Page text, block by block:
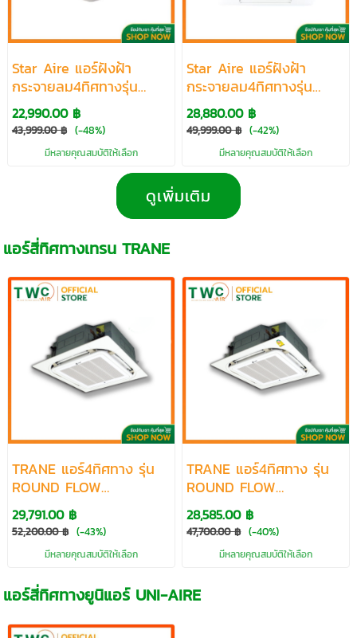
Star Aire แอร์ฝังฝ้า
กระจายลม4ทิศทางรุ่น
CE/CR5/DCCG5 R32
ขนาด19000-36654 BTU
22,990.00 ฿
43,999.00 ฿ (-48%)
มีหลายคุณสมบัติให้เลือก
Star Aire แอร์ฝังฝ้า
กระจายลม4ทิศทางรุ่น
OE,OR5/ICC5 R410a
ขนาด19500-36800 BTU
28,880.00 ฿
49,999.00 ฿ (-42%)
มีหลายคุณสมบัติให้เลือก
ดูเพิ่มเติม
แอร์สี่ทิศทางเทรน TRANE
TRANE แอร์4ทิศทาง รุ่น
ROUND FLOW
CASSETTE Standard R32
ขนาด 18000-60000
BTU
29,791.00 ฿
52,200.00 ฿ (-43%)
มีหลายคุณสมบัติให้เลือก
TRANE แอร์4ทิศทาง รุ่น
ROUND FLOW
CASSETTE Series 5 R32
ขนาด 13000-36000
BTU
28,585.00 ฿
47,700.00 ฿ (-40%)
มีหลายคุณสมบัติให้เลือก
แอร์สี่ทิศทางยูนิแอร์ UNI-AIRE